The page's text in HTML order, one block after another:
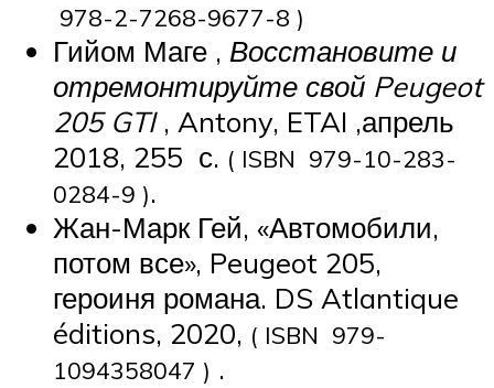
978-2-7268-9677-8 )
Гийом Маге , Восстановите и
отремонтируйте свой Peugeot
205 GTI, Antony, ETAI ,апрель
2018, 255 с. ( ISBN 979-10-283-
0284-9 ).
Жан-Марк Гей, «Автомобили,
потом все», Peugeot 205,
героиня романа. DS Atlantique
éditions, 2020, ( ISBN 979-
1094358047 ) .